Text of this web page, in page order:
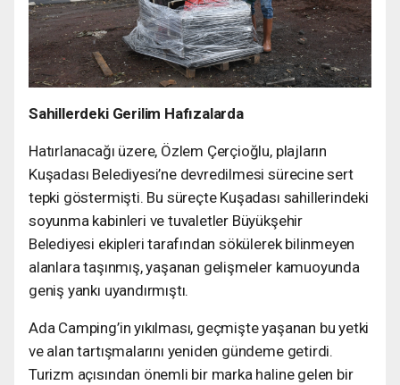
Sahillerdeki Gerilim Hafızalarda
Hatırlanacağı üzere, Özlem Çerçioğlu, plajların
Kuşadası Belediyesi’ne devredilmesi sürecine sert
tepki göstermişti. Bu süreçte Kuşadası sahillerindeki
soyunma kabinleri ve tuvaletler Büyükşehir
Belediyesi ekipleri tarafından sökülerek bilinmeyen
alanlara taşınmış, yaşanan gelişmeler kamuoyunda
geniş yankı uyandırmıştı.
Ada Camping’in yıkılması, geçmişte yaşanan bu yetki
ve alan tartışmalarını yeniden gündeme getirdi.
Turizm açısından önemli bir marka haline gelen bir